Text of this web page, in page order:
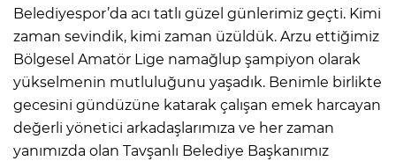
Belediyespor’da acı tatlı güzel günlerimiz geçti. Kimi
zaman sevindik, kimi zaman üzüldük. Arzu ettiğimiz
Bölgesel Amatör Lige namağlup şampiyon olarak
yükselmenin mutluluğunu yaşadık. Benimle birlikte
gecesini gündüzüne katarak çalışan emek harcayan
değerli yönetici arkadaşlarımıza ve her zaman
yanımızda olan Tavşanlı Belediye Başkanımız